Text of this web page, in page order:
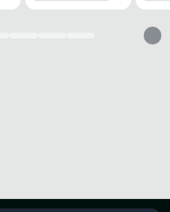
conforto durante longas caminhadas.
ao treino e uso diário.
passo, com estabilidade garantida.